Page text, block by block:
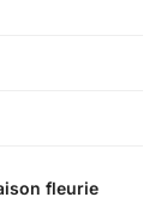
fleurie